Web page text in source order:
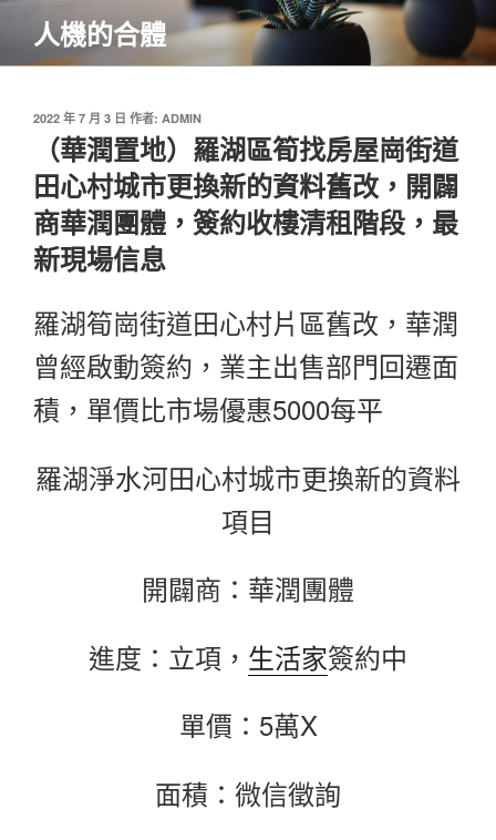
主
人機的合體
發
2022 年 7 月 3 日 作者: ADMIN
（華潤置地）羅湖區筍找房屋崗街道
田心村城市更換新的資料舊改，開闢
商華潤團體，簽約收樓清租階段，最
新現場信息
羅湖筍崗街道田心村片區舊改，華潤
曾經啟動簽約，業主出售部門回遷面
積，單價比市場優惠5000每平
羅湖淨水河田心村城市更換新的資料
項目
開闢商：華潤團體
進度：立項， 生活家簽約中
單價：5萬X
面積：微信徵詢